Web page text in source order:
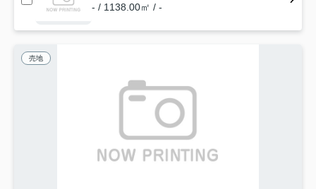
- / 1138.00㎡ / -
売地